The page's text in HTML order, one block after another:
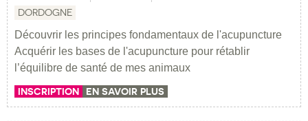
DORDOGNE
Découvrir les principes fondamentaux de l'acupuncture
Acquérir les bases de l'acupuncture pour rétablir
l’équilibre de santé de mes animaux
INSCRIPTION EN SAVOIR PLUS